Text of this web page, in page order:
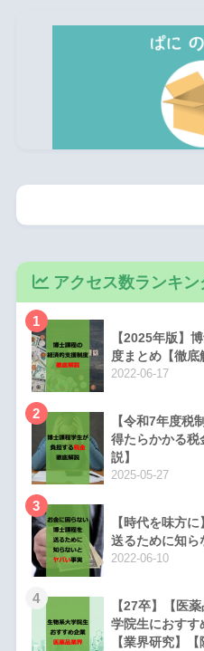
アクセス数ランキン
1
【2025年版】
度まとめ【徹底
2022-06-17
2
【令和7年度税
得たらかかる税
説】
2025-05-27
3
【時代を味方
送るために知ら
2022-06-10
4
【27卒】【医
学院生におすす
【業界研究】【